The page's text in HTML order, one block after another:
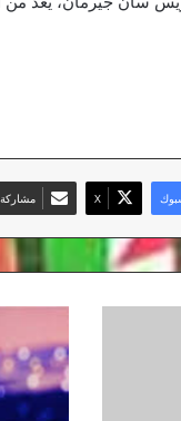
‫X مشاركة
يحيى
يريد
إعادة